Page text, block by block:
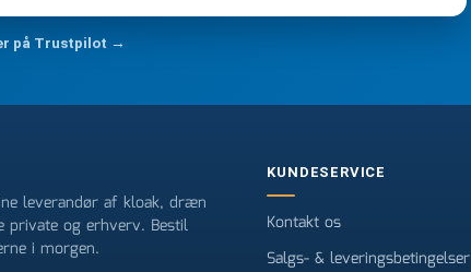
og næste gang jeg skal bruge noget, vil jeg ringe til dem
varmeste og venligste hilsner fra Rene
på Trustpilot →
leverandør af kloak, dræn
private og erhverv. Bestil
i morgen.
KUNDESERVICE
Kontakt os
Salgs- & leveringsbetingelser